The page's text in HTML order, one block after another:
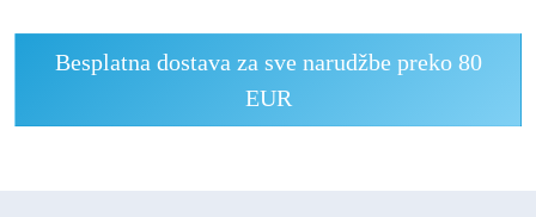
Besplatna dostava za sve narudžbe preko 80
EUR